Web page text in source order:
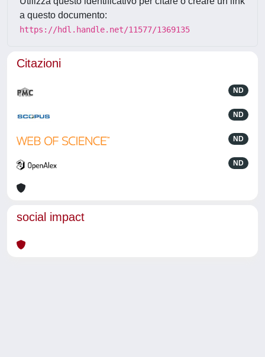
a questo documento:
https://hdl.handle.net/11577/1369135
Citazioni
ND
ND
ND
ND
social impact